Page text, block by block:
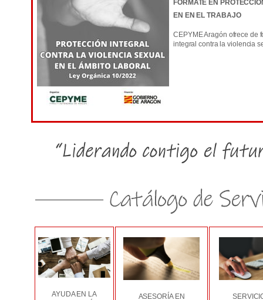
FÓRMATE EN
EN EN EL TRABAJO
CEPYME Aragón ofrece de
integral contra la violencia
AYUDA EN LA
ASESORÍA EN